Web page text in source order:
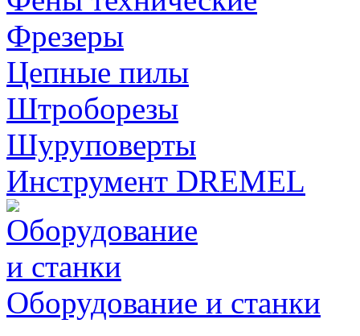
Фрезеры
Цепные пилы
Штроборезы
Шуруповерты
Инструмент DREMEL
Оборудование и станки